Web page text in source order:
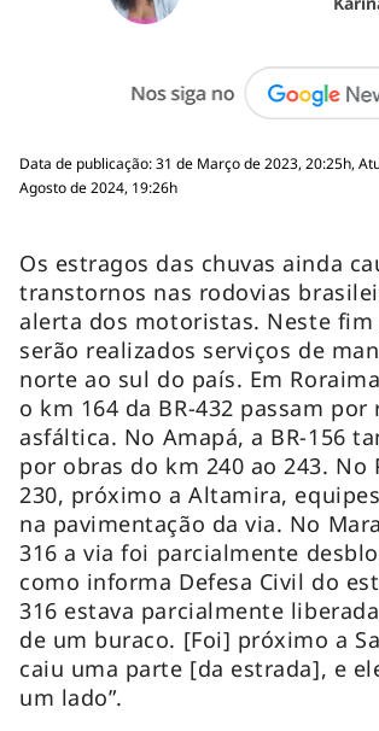
Data de publicação: 31 de Março de 2023, 20:25h,
Agosto de 2024, 19:26h
Os estragos das chuvas ainda
transtornos nas rodovias
alerta dos motoristas. Neste fim
serão realizados serviços de
norte ao sul do país. Em
o km 164 da BR-432 passam por
asfáltica. No Amapá, a BR-156
por obras do km 240 ao 243. No
230, próximo a Altamira,
na pavimentação da via. No
316 a via foi parcialmente
como informa Defesa Civil do
316 estava parcialmente
de um buraco. [Foi] próximo a
caiu uma parte [da estrada], e
um lado”.